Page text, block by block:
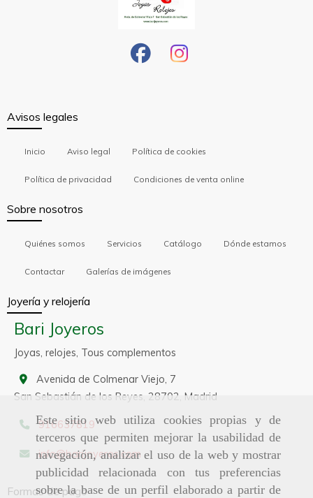
Este sitio web utiliza cookies propias y de
terceros que permiten mejorar la usabilidad de
navegación, analizar el uso de la web y mostrar
publicidad relacionada con tus preferencias
sobre la base de un perfil elaborado a partir de
Avisos legales
Inicio Aviso legal Política de cookies
Política de privacidad Condiciones de venta online
Sobre nosotros
Quiénes somos Servicios Catálogo Dónde estamos
Contactar Galerías de imágenes
Joyería y relojería
Bari Joyeros
Joyas, relojes, Tous complementos
Avenida de Colmenar Viejo, 7
San Sebastián de los Reyes, 28702, Madrid
916637819
info barijoyeros.com
Formas de pago